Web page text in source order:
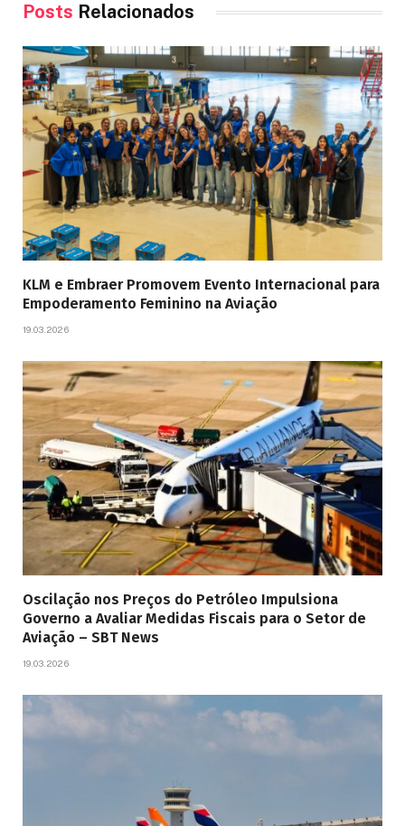
Posts Relacionados
KLM e Embraer Promovem Evento Internacional para
Empoderamento Feminino na Aviação
19.03.2026
Oscilação nos Preços do Petróleo Impulsiona
Governo a Avaliar Medidas Fiscais para o Setor de
Aviação – SBT News
19.03.2026